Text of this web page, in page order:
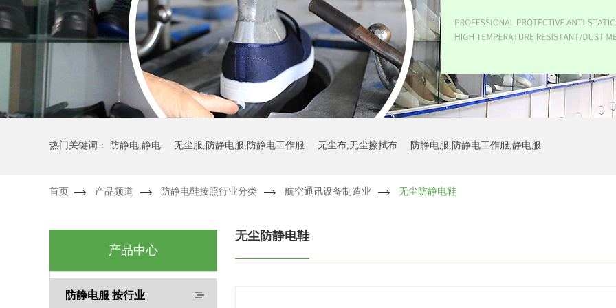
热门关键词： 防静电,静电 无尘服,防静电服,防静电工作服 无尘布,无尘擦拭布 防静电服,防静电工作服,静电服
首页 产品频道 防静电鞋按照行业分类 航空通讯设备制造业 无尘防静电鞋
产品中心
防静电服 按行业
无尘防静电鞋